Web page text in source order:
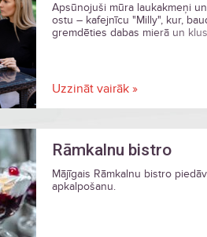
Apsūnojuši mūra laukakmeņi
ostu – kafejnīcu "Milly", kur,
gremdēties dabas mierā un
Uzzināt vairāk »
Rāmkalnu bistro
Mājīgais Rāmkalnu bistro
apkalpošanu.